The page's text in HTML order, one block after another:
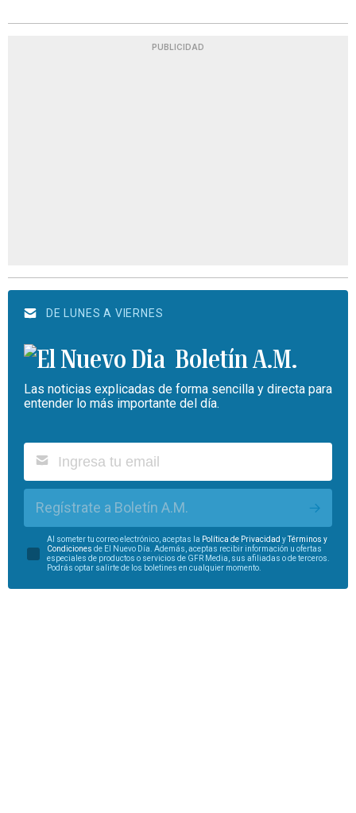
PUBLICIDAD
DE LUNES A VIERNES
Boletín A.M.
Las noticias explicadas de forma sencilla y directa para
entender lo más importante del día.
Regístrate a Boletín A.M.
Al someter tu correo electrónico, aceptas la Política de Privacidad yTérminos y
Condiciones de El Nuevo Día. Además, aceptas recibir información u ofertas
especiales de productos o servicios de GFR Media, sus afiliadas o de terceros.
Podrás optar salirte de los boletines en cualquier momento.